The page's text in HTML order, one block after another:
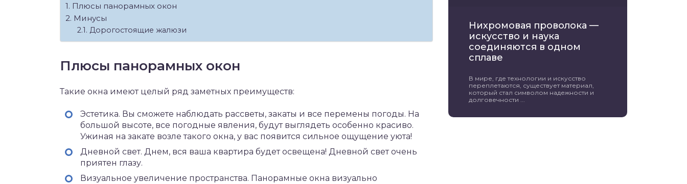
Плюсы панорамных окон
Минусы
Дорогостоящие жалюзи
Плюсы панорамных окон
Такие окна имеют целый ряд заметных преимуществ:
Эстетика. Вы сможете наблюдать рассветы, закаты и все перемены погоды. На
большой высоте, все погодные явления, будут выглядеть особенно красиво.
Ужиная на закате возле такого окна, у вас появится сильное ощущение уюта!
Дневной свет. Днем, вся ваша квартира будет освещена! Дневной свет очень
приятен глазу.
Визуальное увеличение пространства. Панорамные окна визуально
Нихромовая проволока —
искусство и наука
соединяются в одном
сплаве
В мире, где технологии и искусство
переплетаются, существует материал,
который стал символом надежности и
долговечности ...